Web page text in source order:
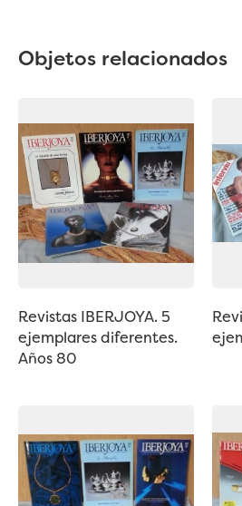
Objetos relacionados
Revistas IBERJOYA. 5
ejemplares diferentes.
Años 80